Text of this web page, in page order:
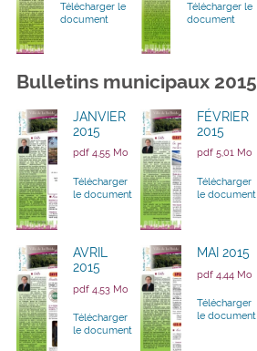
Télécharger le
document
Télécharger le
document
Bulletins municipaux 2015
JANVIER
2015
pdf 4,55 Mo
Télécharger
le document
FÉVRIER
2015
pdf 5,01 Mo
Télécharger
le document
AVRIL
2015
pdf 4,53 Mo
Télécharger
le document
MAI 2015
pdf 4,44 Mo
Télécharger
le document